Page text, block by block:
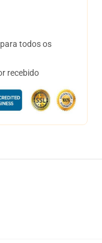
todos os
recebido